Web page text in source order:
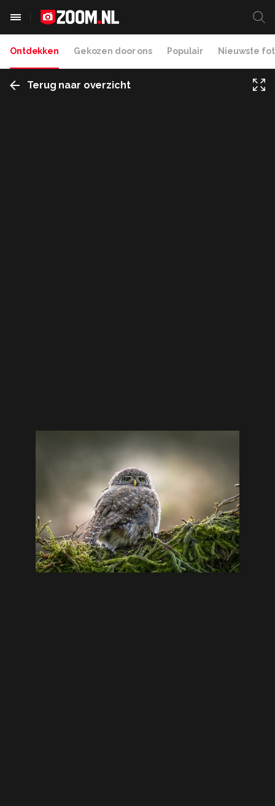
Ontdekken Gekozen door ons Populair Nieuwste
Terug naar overzicht